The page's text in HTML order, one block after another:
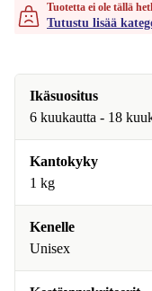
Tuotetta ei ole tällä
Tutustu lisää
Ikäsuositus
6 kuukautta - 18
Kantokyky
1 kg
Kenelle
Unisex